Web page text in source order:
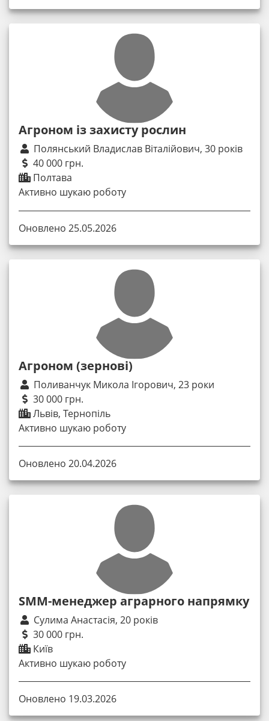
Агроном із захисту рослин
Полянський Владислав Віталійович, 30 років
40 000 грн.
Полтава
Активно шукаю роботу
Оновлено 25.05.2026
Агроном (зернові)
Поливанчук Микола Ігорович, 23 роки
30 000 грн.
Львів, Тернопіль
Активно шукаю роботу
Оновлено 20.04.2026
SMM-менеджер аграрного напрямку
Сулима Анастасія, 20 років
30 000 грн.
Київ
Активно шукаю роботу
Оновлено 19.03.2026